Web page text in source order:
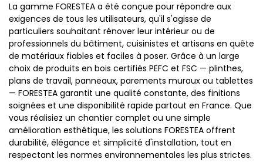
La gamme FORESTEA a été conçue pour répondre aux
exigences de tous les utilisateurs, qu'il s'agisse de
particuliers souhaitant rénover leur intérieur ou de
professionnels du bâtiment, cuisinistes et artisans en quête
de matériaux fiables et faciles à poser. Grâce à un large
choix de produits en bois certifiés PEFC et FSC — plinthes,
plans de travail, panneaux, parements muraux ou tablettes
— FORESTEA garantit une qualité constante, des finitions
soignées et une disponibilité rapide partout en France. Que
vous réalisiez un chantier complet ou une simple
amélioration esthétique, les solutions FORESTEA offrent
durabilité, élégance et simplicité d'installation, tout en
respectant les normes environnementales les plus strictes.